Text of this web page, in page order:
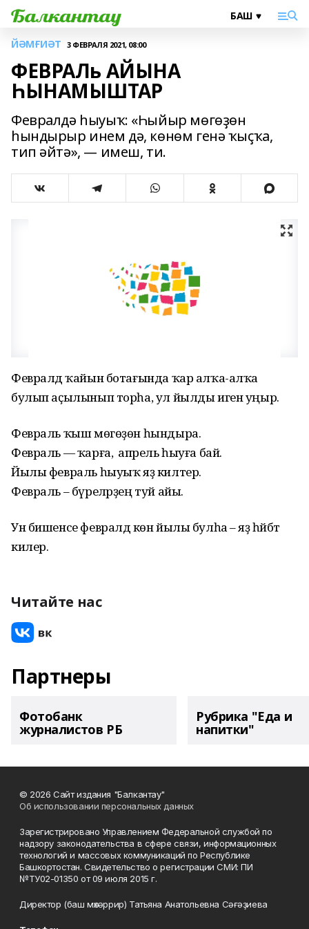
ЙӘМҒИӘТ 3 ФЕВРАЛЯ 2021, 08:00
ФЕВРАЛь АЙЫНА
ҺЫНАМЫШТАР
Февралдә һыуыҡ: «Һыйыр мөгөҙөн
һындырыр инем дә, көнөм генә ҡыҫҡа,
тип әйтә», — имеш, ти.
Февралдә ҡайын ботағында ҡар алҡа-алҡа
булып аҫылынып торһа, ул йылды иген уңыр.
Февраль ҡыш мөгөҙөн һындыра.
Февраль — ҡарға, ә апрель һыуға бай.
Йылы февраль һыуыҡ яҙ килтерә.
Февраль – бүреләрҙең туй айы.
Ун бишенсе февралдә көн йылы булһа – яҙ һәйбәт
килер.
Читайте нас
Партнеры
Фотобанк
журналистов РБ
Рубрика "Еда и
напитки"
© 2026 Сайт издания "Балкантау"
Об использовании персональных данных
Зарегистрировано Управлением Федеральной службой по
надзору законодательства в сфере связи, информационных
технологий и массовых коммуникаций по Республике
Башкортостан. Свидетельство о регистрации СМИ: ПИ
№ТУ02-01350 от 09 июля 2015 г.
Директор (баш мөхәррир) Татьяна Анатольевна Сәғәҙиева